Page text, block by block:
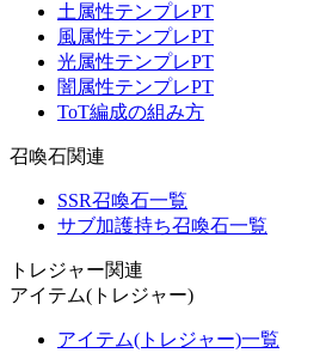
土属性テンプレPT
風属性テンプレPT
光属性テンプレPT
闇属性テンプレPT
ToT編成の組み方
召喚石関連
SSR召喚石一覧
サブ加護持ち召喚石一覧
トレジャー関連
アイテム(トレジャー)
アイテム(トレジャー)一覧